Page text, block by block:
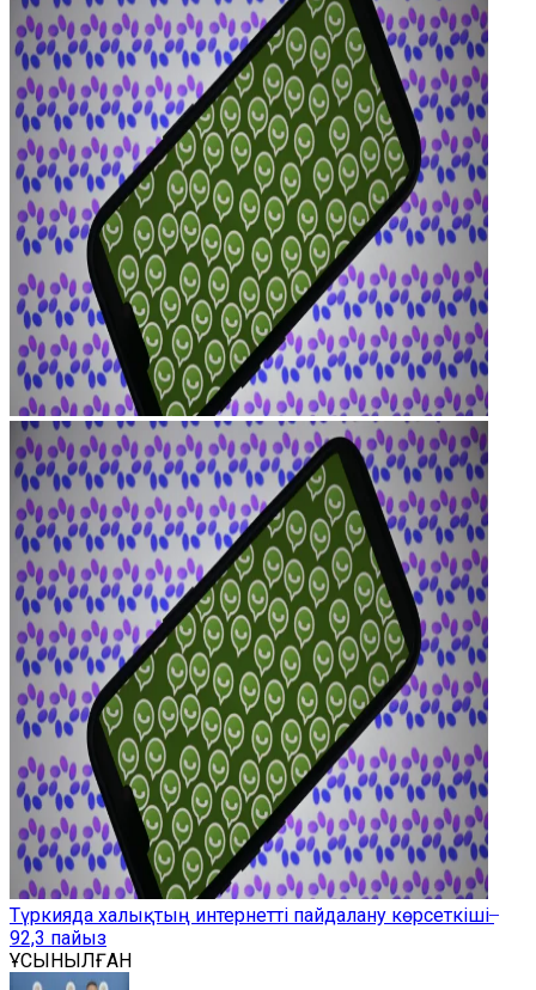
Түркияда халықтың интернетті пайдалану көрсеткіші ̶
92,3 пайыз
ҰСЫНЫЛҒАН